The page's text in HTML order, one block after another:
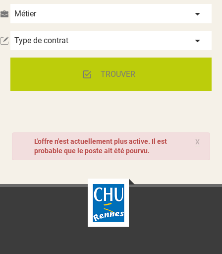
Métier
Type de contrat
TROUVER
X
L'offre n'est actuellement plus active. Il est
probable que le poste ait été pourvu.